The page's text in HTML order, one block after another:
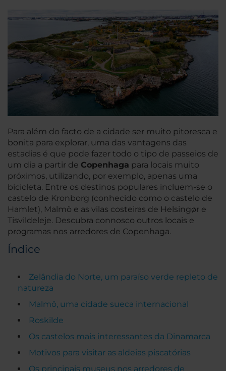
Para além do facto de a cidade ser muito pitoresca e
bonita para explorar, uma das vantagens das
estadias é que pode fazer todo o tipo de passeios de
um dia a partir de Copenhaga para locais muito
próximos, utilizando, por exemplo, apenas uma
bicicleta. Entre os destinos populares incluem-se o
castelo de Kronborg (conhecido como o castelo de
Hamlet), Malmö e as vilas costeiras de Helsingør e
Tisvildeleje. Descubra connosco outros locais e
programas nos arredores de Copenhaga.
Índice
Zelândia do Norte, um paraíso verde repleto de
natureza
Malmö, uma cidade sueca internacional
Roskilde
Os castelos mais interessantes da Dinamarca
Motivos para visitar as aldeias piscatórias
Os principais museus nos arredores de